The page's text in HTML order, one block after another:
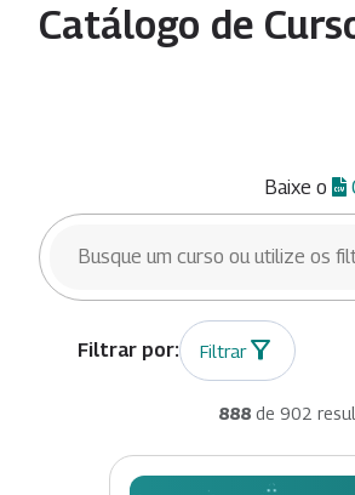
Catálogo de
Baixe o
BUSCAR CURSOS
Filtrar
888 de 902